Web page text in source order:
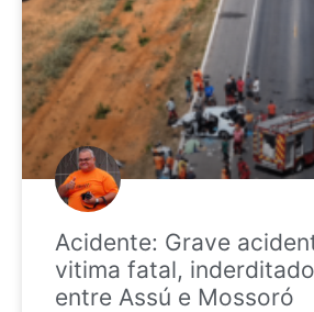
Acidente: Grave
vitima fatal,
entre Assú e Mossoró